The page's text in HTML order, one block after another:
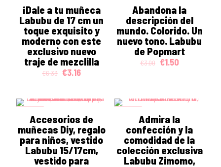
¡Dale a tu muñeca
Labubu de 17 cm un
toque exquisito y
moderno con este
exclusivo nuevo
traje de mezclilla
€6.33 Original
€6.33.
€3.16Current
€3.16.
Abandona la
descripción del
mundo. Colorido. Un
nuevo tono. Labubu
de Popmart
€3.00 Original
€1.50Current
Accesorios de
muñecas Diy, regalo
para niños, vestido
Labubu 15/17cm,
vestido para
Admira la
confección y la
comodidad de la
colección exclusiva
Labubu Zimomo,